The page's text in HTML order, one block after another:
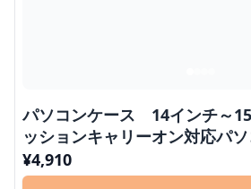
パソコンケース 14インチ～
ッションキャリーオン対応パ
ネス 通勤 出張
¥4,910